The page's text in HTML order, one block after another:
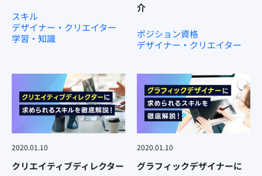
スキル
デザイナー・クリエイター
学習・知識
介
ポジション資格
デザイナー・クリエイター
2020.01.10
クリエイティブディレクター
2020.01.10
グラフィックデザイナーに